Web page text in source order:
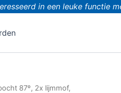
in een leuke functie
87º, 2x lijmmof,